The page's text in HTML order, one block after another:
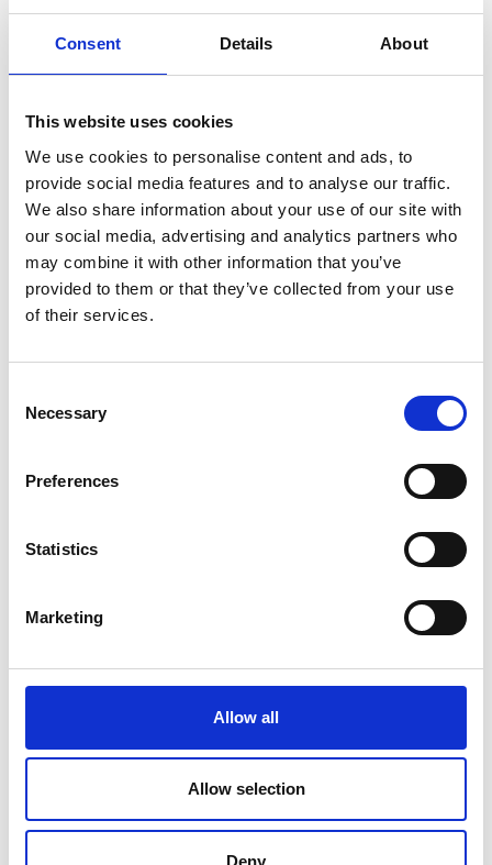
Consent Details About
This website uses cookies
We use cookies to personalise content and ads, to
provide social media features and to analyse our traffic.
We also share information about your use of our site with
our social media, advertising and analytics partners who
may combine it with other information that you’ve
provided to them or that they’ve collected from your use
of their services.
Selection
Necessary
Preferences
Statistics
Marketing
Allow all
Allow selection
Deny
coltivazione dell’uva sta non solo riscrivendo la storia
dell’agricoltura moderna tibetana ma anche emergendo
come un “catalizzatore” della ripresa rurale. Un
percorso cominciato...
28
MAG
TURISMO E COMMERCIO ESTERO
DEL TIBET: È RECORD
Nel 2023, il volume totale del Commercio estero della
Regione ha raggiunto i 10 miliardi di Yuan. Una svolta
laddove gli scambi – che finora hanno coinvolto 175
MAG
Per 5 anni, il Tibet fornirà ai distretti settentrionali di
sviluppo. Parliamo di 20 milioni di Yuan all’anno, che
andranno a finanziare la costruzione di scuole e
postazioni sanitarie, la...